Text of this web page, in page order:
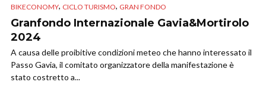
BIKECONOMY, CICLO TURISMO, GRAN FONDO
Granfondo Internazionale Gavia&Mortirolo
2024
A causa delle proibitive condizioni meteo che hanno interessato il
Passo Gavia, il comitato organizzatore della manifestazione è
stato costretto a...